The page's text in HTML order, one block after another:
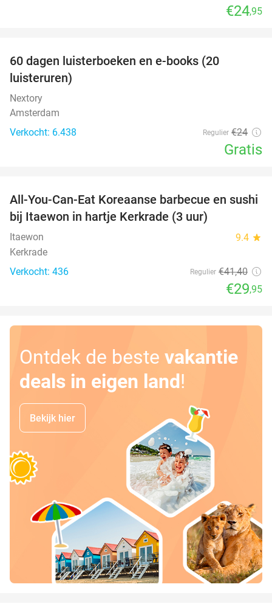
€24,95
60 dagen luisterboeken en e-books (20
luisteruren)
Nextory
Amsterdam
Verkocht: 6.438
Regulier €24
Gratis
28%
All-You-Can-Eat Koreaanse barbecue en sushi
bij Itaewon in hartje Kerkrade (3 uur)
Itaewon 9.4 star
Kerkrade
Verkocht: 436
Regulier €41,40
€29,95
Ontdek de beste vakantie
deals in eigen land!
Bekijk hier